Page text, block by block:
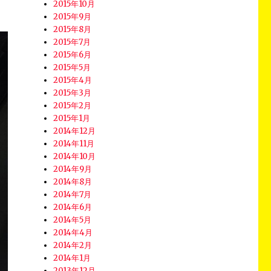
2015年10月
2015年9月
2015年8月
2015年7月
2015年6月
2015年5月
2015年4月
2015年3月
2015年2月
2015年1月
2014年12月
2014年11月
2014年10月
2014年9月
2014年8月
2014年7月
2014年6月
2014年5月
2014年4月
2014年2月
2014年1月